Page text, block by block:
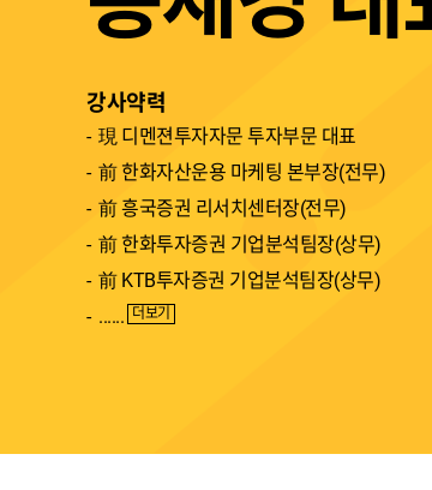
강사약력
現디멘젼투자자문투자부문대표
前한화자산운용마케팅본부장(전무)
前흥국증권리서치센터장(전무)
前한화투자증권기업분석팀장(상무)
前KTB투자증권기업분석팀장(상무)
...... 더보기